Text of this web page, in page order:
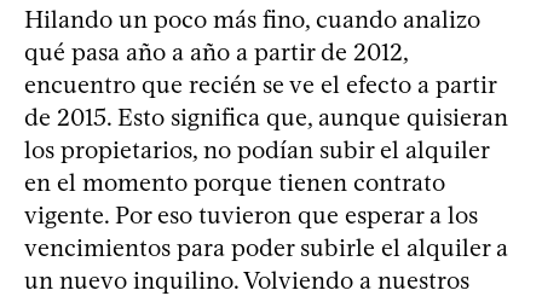
Hilando un poco más fino, cuando analizo
qué pasa año a año a partir de 2012,
encuentro que recién se ve el efecto a partir
de 2015. Esto significa que, aunque quisieran
los propietarios, no podían subir el alquiler
en el momento porque tienen contrato
vigente. Por eso tuvieron que esperar a los
vencimientos para poder subirle el alquiler a
un nuevo inquilino. Volviendo a nuestros